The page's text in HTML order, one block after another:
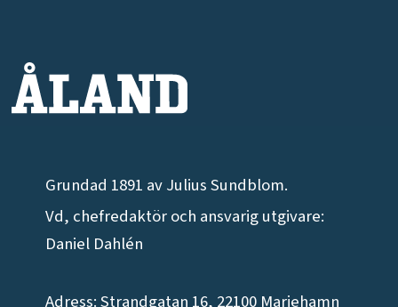
Grundad 1891 av Julius Sundblom.
Vd, chefredaktör och ansvarig utgivare:
Daniel Dahlén
Adress: Strandgatan 16, 22100 Mariehamn